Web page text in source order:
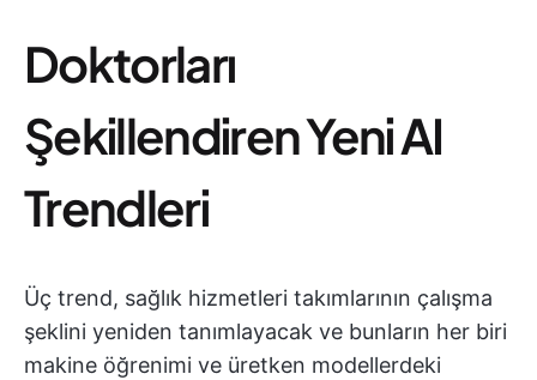
Doktorları
Şekillendiren Yeni AI
Trendleri
Üç trend, sağlık hizmetleri takımlarının çalışma
şeklini yeniden tanımlayacak ve bunların her biri
makine öğrenimi ve üretken modellerdeki